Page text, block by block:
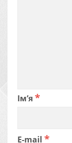
Ім’я*
E-mail *